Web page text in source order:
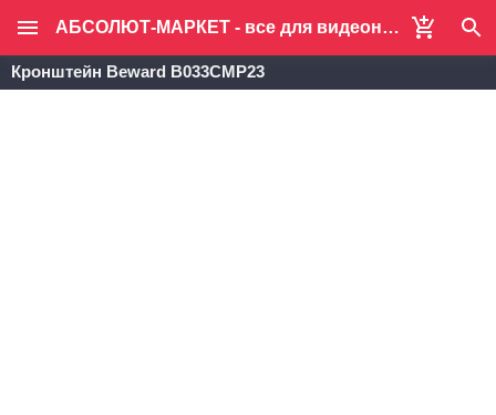
АБСОЛЮТ-МАРКЕТ - все для видеонаблюдения и систем безопасности
Кронштейн Beward B033CMP23